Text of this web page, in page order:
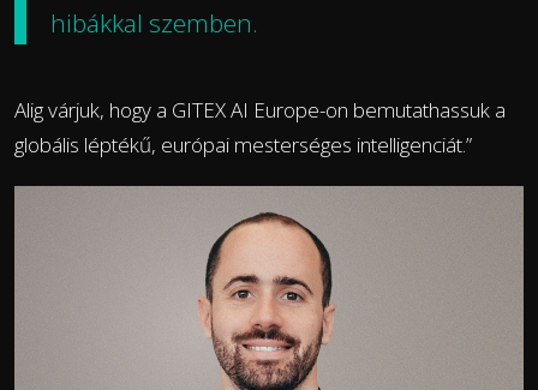
hibákkal szemben.
Alig várjuk, hogy a GITEX AI Europe-on bemutathassuk a
globális léptékű, európai mesterséges intelligenciát.”